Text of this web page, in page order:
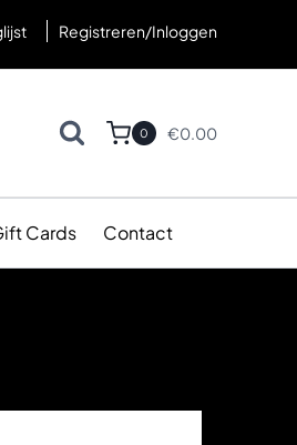
Registreren/Inloggen
0 €0.00
Cards Contact